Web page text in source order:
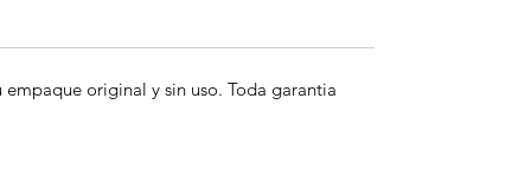
original y sin uso. Toda garantia